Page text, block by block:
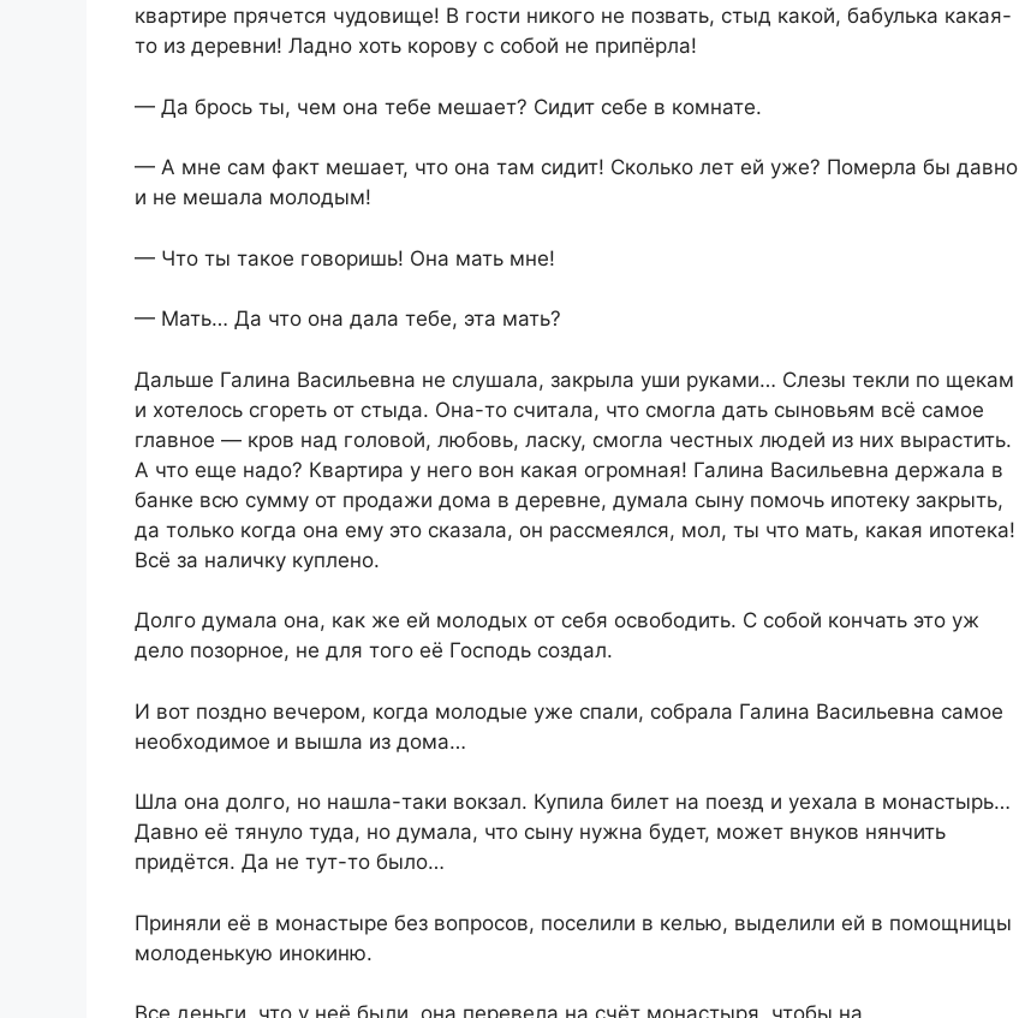
квартире прячется чудовище! В гости никого не позвать, стыд какой, бабулька какая-
то из деревни! Ладно хоть корову с собой не припёрла!
— Да брось ты, чем она тебе мешает? Сидит себе в комнате.
— А мне сам факт мешает, что она там сидит! Сколько лет ей уже? Померла бы давно
и не мешала молодым!
— Что ты такое говоришь! Она мать мне!
— Мать… Да что она дала тебе, эта мать?
Дальше Галина Васильевна не слушала, закрыла уши руками… Слезы текли по щекам
и хотелось сгореть от стыда. Она-то считала, что смогла дать сыновьям всё самое
главное — кров над головой, любовь, ласку, смогла честных людей из них вырастить.
А что еще надо? Квартира у него вон какая огромная! Галина Васильевна держала в
банке всю сумму от продажи дома в деревне, думала сыну помочь ипотеку закрыть,
да только когда она ему это сказала, он рассмеялся, мол, ты что мать, какая ипотека!
Всё за наличку куплено.
Долго думала она, как же ей молодых от себя освободить. С собой кончать это уж
дело позорное, не для того её Господь создал.
И вот поздно вечером, когда молодые уже спали, собрала Галина Васильевна самое
необходимое и вышла из дома…
Шла она долго, но нашла-таки вокзал. Купила билет на поезд и уехала в монастырь…
Давно её тянуло туда, но думала, что сыну нужна будет, может внуков нянчить
придётся. Да не тут-то было…
Приняли её в монастыре без вопросов, поселили в келью, выделили ей в помощницы
молоденькую инокиню.